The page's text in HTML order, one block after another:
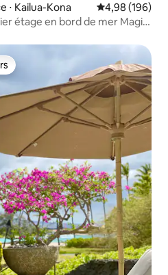
⋅ Kailua-Kona Évaluation
4,98 (196)
étage en bord de mer Magic
plus appréciés